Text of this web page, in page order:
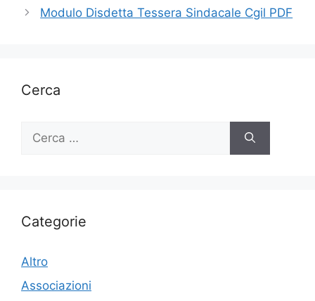
Modulo Disdetta Tessera Sindacale Cgil PDF
Cerca
Ricerca
Categorie
Altro
Associazioni